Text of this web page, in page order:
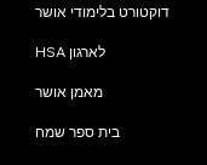
דוקטורט בלימודי אושר
HSA לארגון
מאמן אושר
בית ספר שמח